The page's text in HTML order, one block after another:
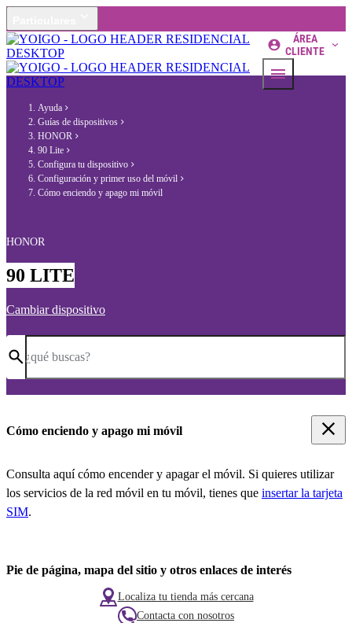
ÁREA
CLIENTE
Ayuda
Guías de dispositivos
HONOR
90 Lite
Configura tu dispositivo
Configuración y primer uso del móvil
Cómo enciendo y apago mi móvil
HONOR
90 LITE
Cambiar dispositivo
¿qué buscas?
Cómo enciendo y apago mi móvil
Consulta aquí cómo encender y apagar el móvil. Si quieres utilizar
los servicios de la red móvil en tu móvil, tienes que insertar la tarjeta
SIM.
Pie de página, mapa del sitio y otros enlaces de interés
Localiza tu tienda más cercana
Contacta con nosotros